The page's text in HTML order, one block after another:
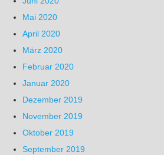
Mai 2020
April 2020
März 2020
Februar 2020
Januar 2020
Dezember 2019
November 2019
Oktober 2019
September 2019